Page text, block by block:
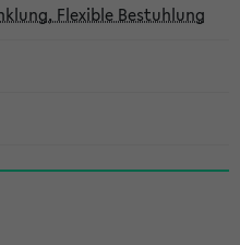
Flexible Bestuhlung